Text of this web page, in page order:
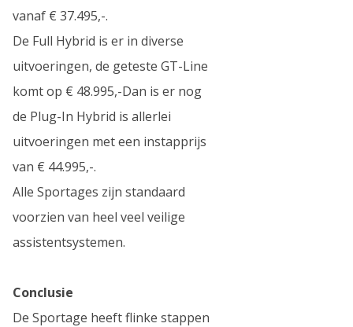
vanaf € 37.495,-.
De Full Hybrid is er in diverse
uitvoeringen, de geteste GT-Line
komt op € 48.995,-Dan is er nog
de Plug-In Hybrid is allerlei
uitvoeringen met een instapprijs
van € 44.995,-.
Alle Sportages zijn standaard
voorzien van heel veel veilige
assistentsystemen.
Conclusie
De Sportage heeft flinke stappen